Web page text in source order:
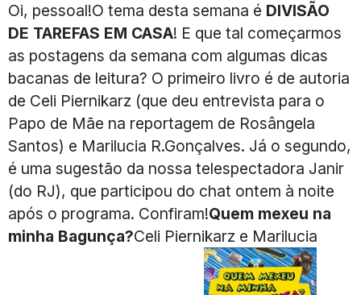
Oi, pessoal!O tema desta semana é DIVISÃO
DE TAREFAS EM CASA! E que tal começarmos
as postagens da semana com algumas dicas
bacanas de leitura? O primeiro livro é de autoria
de Celi Piernikarz (que deu entrevista para o
Papo de Mãe na reportagem de Rosângela
Santos) e Marilucia R.Gonçalves. Já o segundo,
é uma sugestão da nossa telespectadora Janir
(do RJ), que participou do chat ontem à noite
após o programa. Confiram!Quem mexeu na
minha Bagunça?Celi Piernikarz e Marilucia